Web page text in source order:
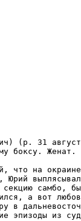
(р. 31
боксу.
что на
самбо,
а вот
в
эпизоды из